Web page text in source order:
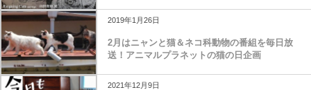
2019年1月26日
2月はニャンと猫＆ネコ科動物の番組を毎日放
送！アニマルプラネットの猫の日企画
2021年12月9日